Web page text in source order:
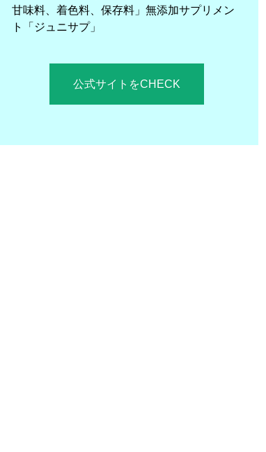
甘味料、着色料、保存料」無添加サプリメン
ト「ジュニサプ」
公式サイトをCHECK